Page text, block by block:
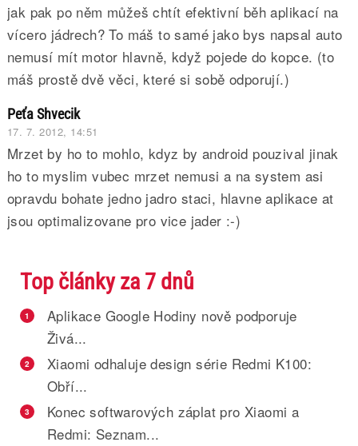
jak pak po něm můžeš chtít efektivní běh aplikací na
vícero jádrech? To máš to samé jako bys napsal auto
nemusí mít motor hlavně, když pojede do kopce. (to
máš prostě dvě věci, které si sobě odporují.)
Peťa Shvecik
17. 7. 2012, 14:51
Mrzet by ho to mohlo, kdyz by android pouzival jinak
ho to myslim vubec mrzet nemusi a na system asi
opravdu bohate jedno jadro staci, hlavne aplikace at
jsou optimalizovane pro vice jader :-)
Top články za 7 dnů
1
Aplikace Google Hodiny nově podporuje
Živá...
2
Xiaomi odhaluje design série Redmi K100:
Obří...
3
Konec softwarových záplat pro Xiaomi a
Redmi: Seznam...